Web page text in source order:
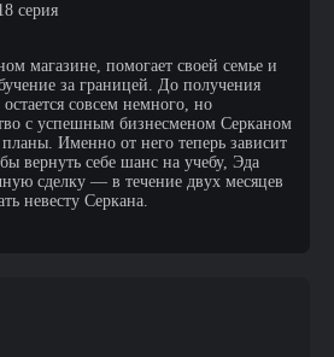
серия
магазине, помогает своей семье и
за границей. До получения
совсем немного, но
с успешным бизнесменом Серканом
Именно от него теперь зависит
вернуть себе шанс на учебу, Эда
сделку — в течение двух месяцев
невесту Серкана.